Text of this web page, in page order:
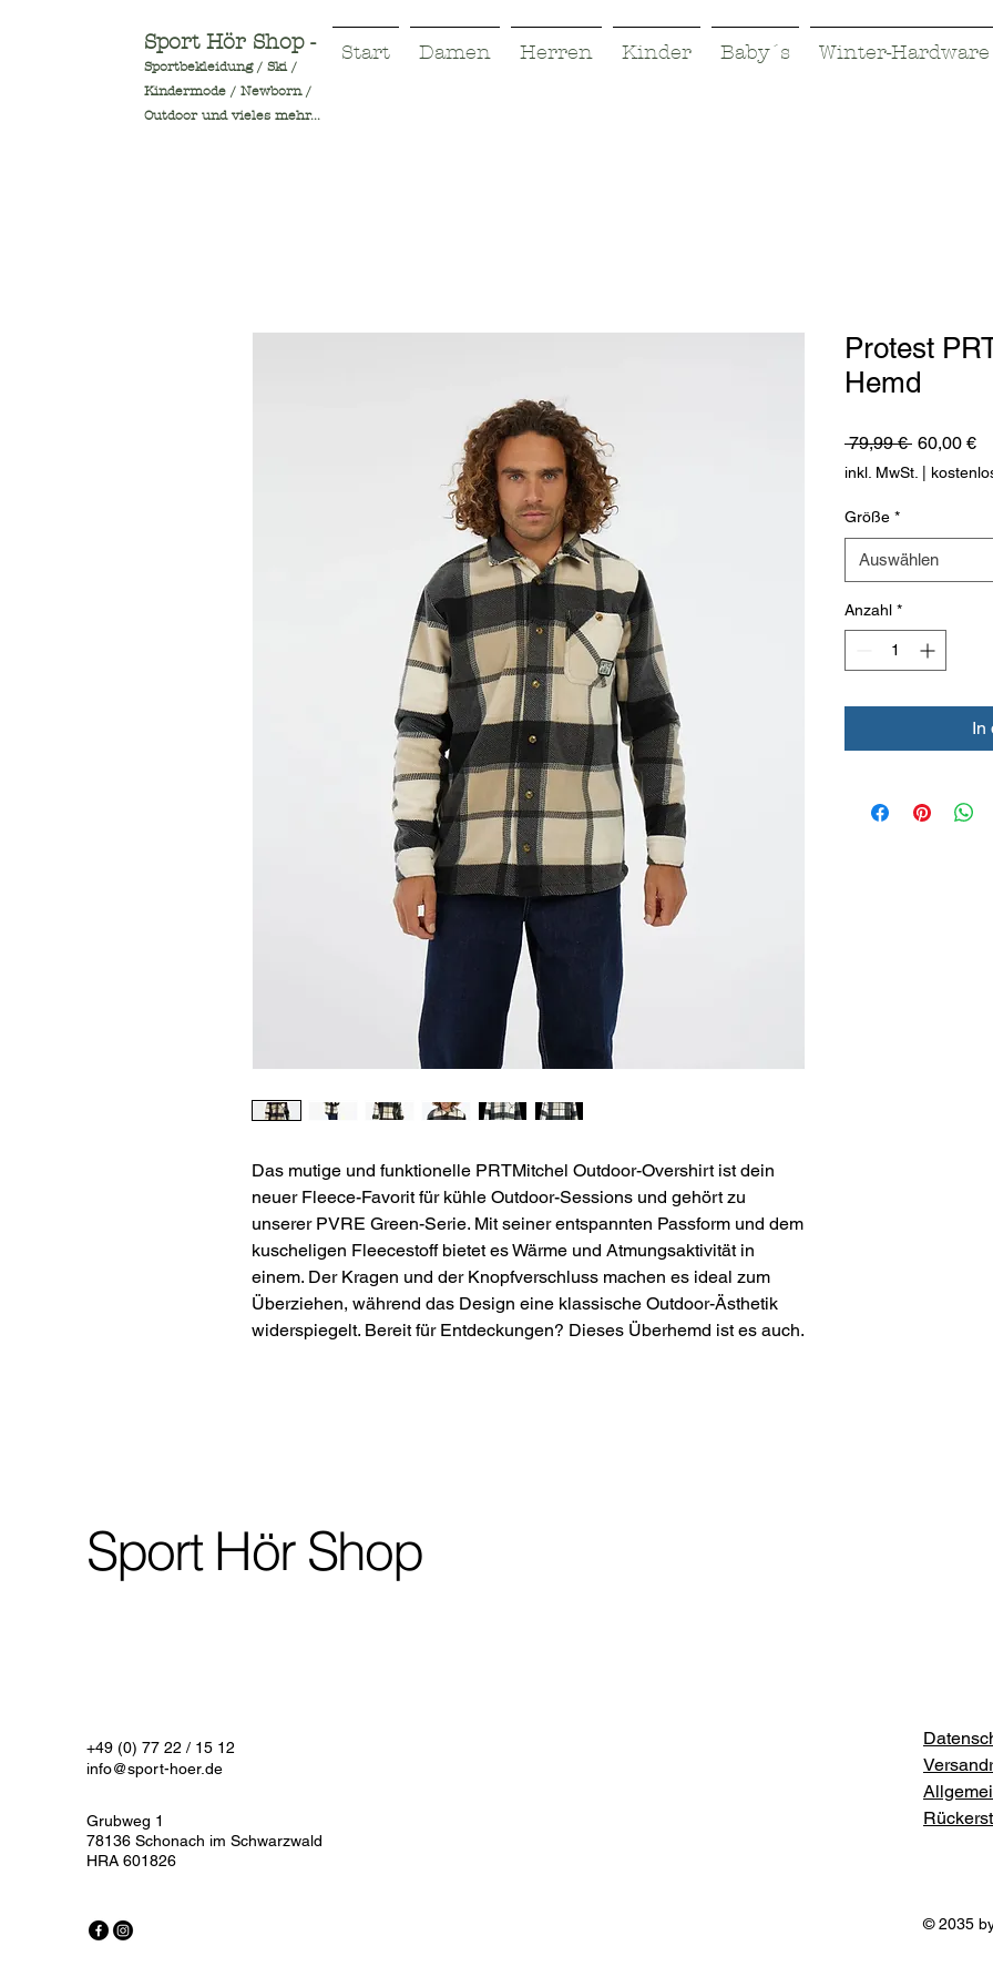
Sport Hör Shop -
Sportbekleidung / Ski /
Kindermode / Newborn /
Outdoor und vieles mehr...
Start Damen Herren Kinder Baby´s Winter-Hardware
Das mutige und funktionelle PRTMitchel Outdoor-Overshirt ist dein
neuer Fleece-Favorit für kühle Outdoor-Sessions und gehört zu
unserer PVRE Green-Serie. Mit seiner entspannten Passform und dem
kuscheligen Fleecestoff bietet es Wärme und Atmungsaktivität in
einem. Der Kragen und der Knopfverschluss machen es ideal zum
Überziehen, während das Design eine klassische Outdoor-Ästhetik
widerspiegelt. Bereit für Entdeckungen? Dieses Überhemd ist es auch.
Protest
Hemd
79,99 € 60,00 €
inkl. MwSt.
Größe *
Auswählen
Anzahl *
In
Sport Hör Shop
+49 (0) 77 22 / 15 12
info@sport-hoer.de
Grubweg 1
78136 Schonach im Schwarzwald
HRA 601826
© 2035